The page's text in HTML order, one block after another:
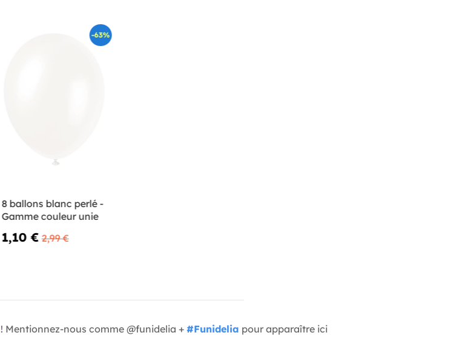
-63%
8 ballons blanc perlé -
Gamme couleur unie
1,10 € 2,99 €
! Mentionnez-nous comme @funidelia + #Funidelia pour apparaître ici